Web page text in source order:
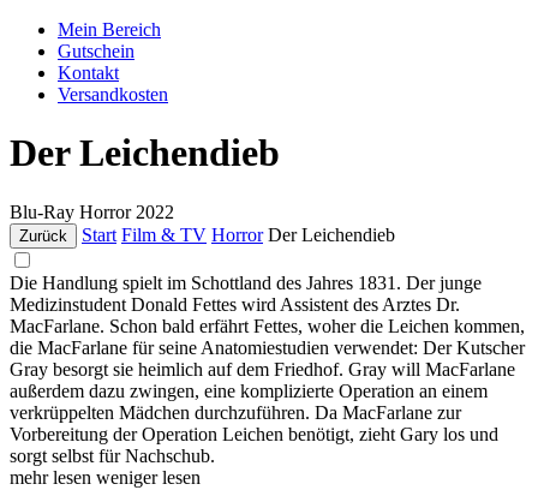
Mein Bereich
Gutschein
Kontakt
Versandkosten
Der Leichendieb
Blu-Ray Horror 2022
Zurück Start Film & TV Horror Der Leichendieb
Die Handlung spielt im Schottland des Jahres 1831. Der junge
Medizinstudent Donald Fettes wird Assistent des Arztes Dr.
MacFarlane. Schon bald erfährt Fettes, woher die Leichen kommen,
die MacFarlane für seine Anatomiestudien verwendet: Der Kutscher
Gray besorgt sie heimlich auf dem Friedhof. Gray will MacFarlane
außerdem dazu zwingen, eine komplizierte Operation an einem
verkrüppelten Mädchen durchzuführen. Da MacFarlane zur
Vorbereitung der Operation Leichen benötigt, zieht Gary los und
sorgt selbst für Nachschub.
mehr lesen weniger lesen